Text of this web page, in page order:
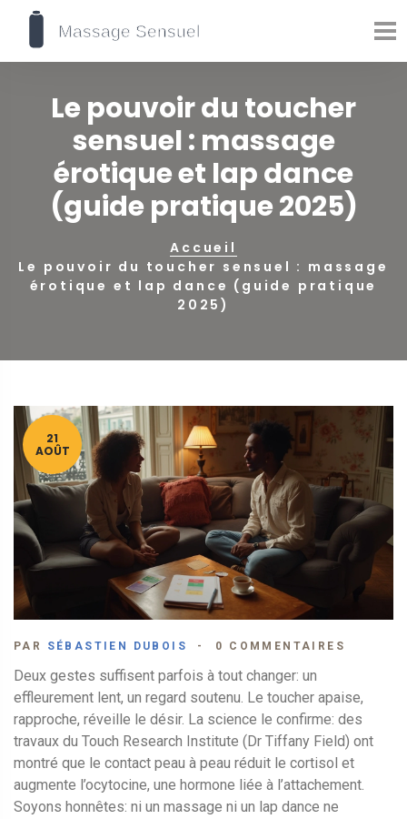
Le pouvoir du toucher
sensuel : massage
érotique et lap dance
(guide pratique 2025)
Accueil
Le pouvoir du toucher sensuel : massage
érotique et lap dance (guide pratique
2025)
21
AOÛT
PAR SÉBASTIEN DUBOIS 0 COMMENTAIRES
Deux gestes suffisent parfois à tout changer: un
effleurement lent, un regard soutenu. Le toucher apaise,
rapproche, réveille le désir. La science le confirme: des
travaux du Touch Research Institute (Dr Tiffany Field) ont
montré que le contact peau à peau réduit le cortisol et
augmente l’ocytocine, une hormone liée à l’attachement.
Soyons honnêtes: ni un massage ni un lap dance ne